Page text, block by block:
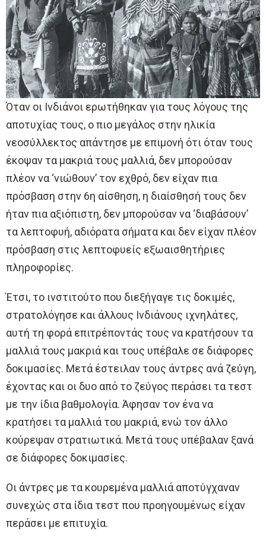
Όταν οι Ινδιάνοι ερωτήθηκαν για τους λόγους της
αποτυχίας τους, ο πιο μεγάλος στην ηλικία
νεοσύλλεκτος απάντησε με επιμονή ότι όταν τους
έκοψαν τα μακριά τους μαλλιά, δεν μπορούσαν
πλέον να ‘νιώθουν’ τον εχθρό, δεν είχαν πια
πρόσβαση στην 6η αίσθηση, η διαίσθησή τους δεν
ήταν πια αξιόπιστη, δεν μπορούσαν να ‘διαβάσουν’
τα λεπτοφυή, αδιόρατα σήματα και δεν είχαν πλέον
πρόσβαση στις λεπτοφυείς εξωαισθητήριες
πληροφορίες.
Έτσι, το ινστιτούτο που διεξήγαγε τις δοκιμές,
στρατολόγησε και άλλους Ινδιάνους ιχνηλάτες,
αυτή τη φορά επιτρέποντάς τους να κρατήσουν τα
μαλλιά τους μακριά και τους υπέβαλε σε διάφορες
δοκιμασίες. Μετά έστειλαν τους άντρες ανά ζεύγη,
έχοντας και οι δυο από το ζεύγος περάσει τα τεστ
με την ίδια βαθμολογία. Άφησαν τον ένα να
κρατήσει τα μαλλιά του μακριά, ενώ τον άλλο
κούρεψαν στρατιωτικά. Μετά τους υπέβαλαν ξανά
σε διάφορες δοκιμασίες.
Οι άντρες με τα κουρεμένα μαλλιά αποτύγχαναν
συνεχώς στα ίδια τεστ που προηγουμένως είχαν
περάσει με επιτυχία.